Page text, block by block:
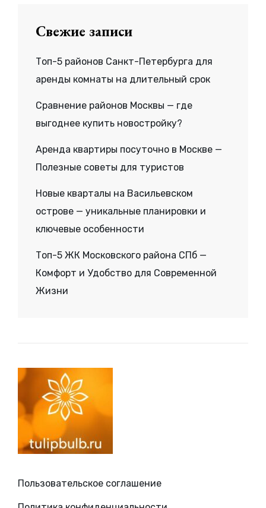
Свежие записи
Топ-5 районов Санкт-Петербурга для
аренды комнаты на длительный срок
Сравнение районов Москвы — где
выгоднее купить новостройку?
Аренда квартиры посуточно в Москве —
Полезные советы для туристов
Новые кварталы на Васильевском
острове — уникальные планировки и
ключевые особенности
Топ-5 ЖК Московского района СПб —
Комфорт и Удобство для Современной
Жизни
Пользовательское соглашение